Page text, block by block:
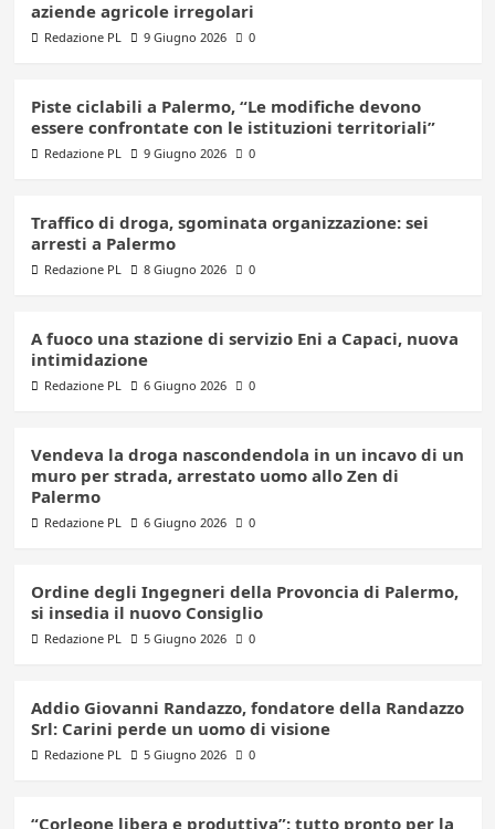
aziende agricole irregolari
Redazione PL 9 Giugno 2026 0
Piste ciclabili a Palermo, “Le modifiche devono
essere confrontate con le istituzioni territoriali”
Redazione PL 9 Giugno 2026 0
Traffico di droga, sgominata organizzazione: sei
arresti a Palermo
Redazione PL 8 Giugno 2026 0
A fuoco una stazione di servizio Eni a Capaci, nuova
intimidazione
Redazione PL 6 Giugno 2026 0
Vendeva la droga nascondendola in un incavo di un
muro per strada, arrestato uomo allo Zen di
Palermo
Redazione PL 6 Giugno 2026 0
Ordine degli Ingegneri della Provoncia di Palermo,
si insedia il nuovo Consiglio
Redazione PL 5 Giugno 2026 0
Addio Giovanni Randazzo, fondatore della Randazzo
Srl: Carini perde un uomo di visione
Redazione PL 5 Giugno 2026 0
“Corleone libera e produttiva”: tutto pronto per la